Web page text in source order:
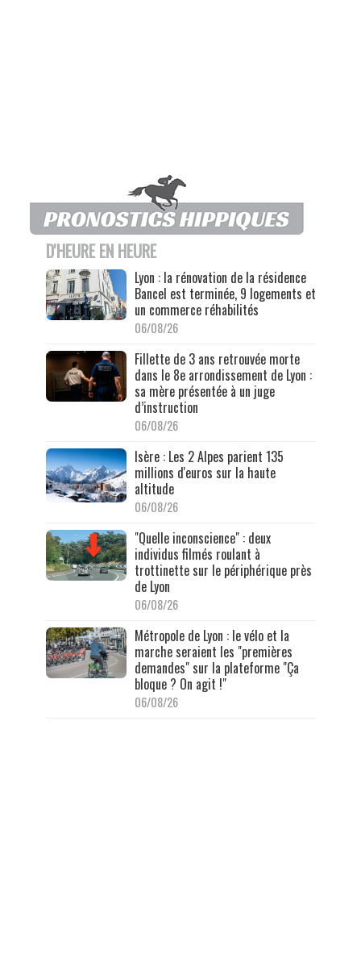
D'HEURE EN HEURE
Lyon : la rénovation de la résidence
Bancel est terminée, 9 logements et
un commerce réhabilités
06/08/26
Fillette de 3 ans retrouvée morte
dans le 8e arrondissement de Lyon :
sa mère présentée à un juge
d’instruction
06/08/26
Isère : Les 2 Alpes parient 135
millions d'euros sur la haute
altitude
06/08/26
"Quelle inconscience" : deux
individus filmés roulant à
trottinette sur le périphérique près
de Lyon
06/08/26
Métropole de Lyon : le vélo et la
marche seraient les "premières
demandes" sur la plateforme "Ça
bloque ? On agit !"
06/08/26